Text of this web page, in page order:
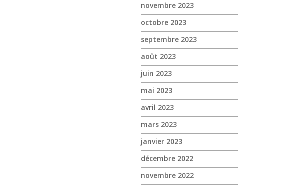
novembre 2023
octobre 2023
septembre 2023
août 2023
juin 2023
mai 2023
avril 2023
mars 2023
janvier 2023
décembre 2022
novembre 2022